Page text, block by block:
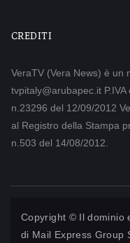
CREDITI
VeraTV (Vera News) è un
tvpitaly@arubapec.it
n.23296 del 12/09/2012
al Registro della Stampa
n.503 del 14/08/2012.
Copyright © Il dominio
di Mail Express Group